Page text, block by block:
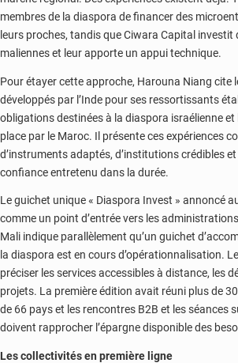
membres de la diaspora de financer des
leurs proches, tandis que Ciwara Capital investit
maliennes et leur apporte un appui technique.
Pour étayer cette approche, Harouna Niang cite
développés par l’Inde pour ses ressortissants
obligations destinées à la diaspora israélienne
place par le Maroc. Il présente ces expériences
d’instruments adaptés, d’institutions crédibles et
confiance entretenu dans la durée.
Le guichet unique « Diaspora Invest » annoncé
comme un point d’entrée vers les
Mali indique parallèlement qu’un guichet
la diaspora est en cours d’opérationnalisation.
préciser les services accessibles à distance, les
projets. La première édition avait réuni plus de
de 66 pays et les rencontres B2B et les séances
doivent rapprocher l’épargne disponible des
Les collectivités en première ligne